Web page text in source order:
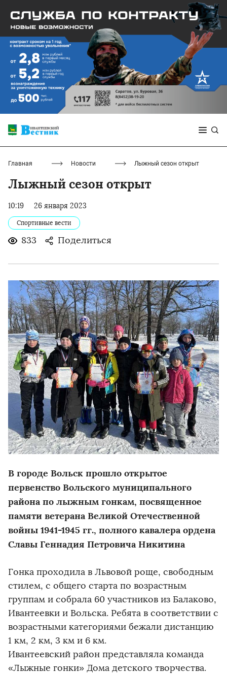
Главная Новости Лыжный сезон открыт
Лыжный сезон открыт
10:19 26 января 2023
Спортивные вести
833 Поделиться
В городе Вольск прошло открытое
первенство Вольского муниципального
района по лыжным гонкам, посвященное
памяти ветерана Великой Отечественной
войны 1941-1945 гг., полного кавалера ордена
Славы Геннадия Петровича Никитина
Гонка проходила в Львовой роще, свободным
стилем, с общего старта по возрастным
группам и собрала 60 участников из Балаково,
Ивантеевки и Вольска. Ребята в соответствии с
возрастными категориями бежали дистанцию
1 км, 2 км, 3 км и 6 км.
Ивантеевский район представляла команда
«Лыжные гонки» Дома детского творчества.